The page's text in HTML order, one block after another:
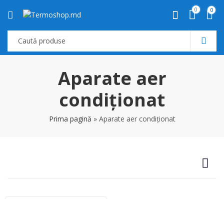
0 0
Aparate aer
condiționat
Prima pagină » Aparate aer condiționat